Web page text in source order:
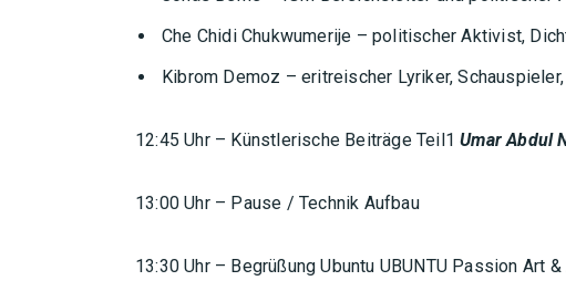
Che Chidi Chukwumerije – politischer Aktivist,
Kibrom Demoz – eritreischer Lyriker,
12:45 Uhr – Künstlerische Beiträge Teil1Umar Abdul
13:00 Uhr – Pause / Technik Aufbau
13:30 Uhr – Begrüßung Ubuntu UBUNTU Passion Art